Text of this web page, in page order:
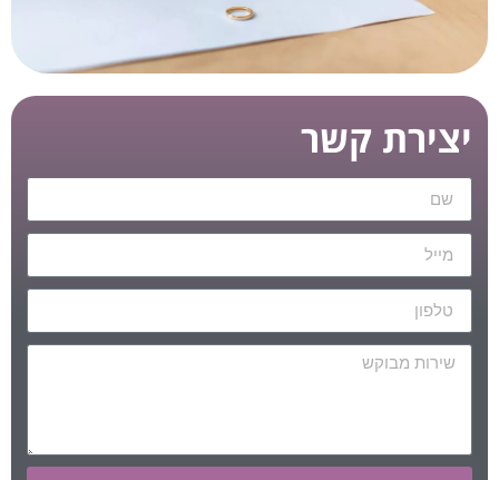
יצירת קשר